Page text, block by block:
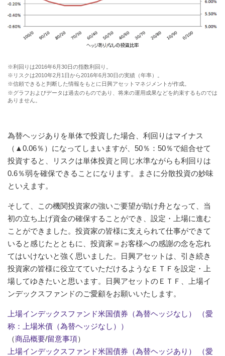
※利回りは2016年6月30日の指数利回り。
※リスクは2010年2月1日から2016年6月30日の実績（年率）。
※信頼できると判断した情報をもとに日興アセットマネジメントが作成。
※グラフおよびデータは過去のものであり、将来の運用成果などを約束するものでは
ありません。
為替ヘッジありを単体で投資した場合、利回りはマイナス
（▲0.06％）になってしまいますが、50％：50％で組合せて
投資すると、リスクは単体投資と同じ水準ながらも利回りは
0.6％弱を確保できることになります。まさに分散投資の妙味
といえます。
そして、この機関投資家の強いご要望が助け舟となって、当
初の立ち上げ資金の確保することができ、設定・上場に進む
ことができました。投資家の皆様に支えられて仕事ができて
いると感じたとともに、投資家＝お客様への感謝の念を忘れ
てはいけないと強く思いました。日興アセットは、引き続き
投資家の皆様に役立てていただけるようなＥＴＦを設定・上
場してゆきたいと思います。日興アセットのＥＴＦ、上場イ
ンデックスファンドのご愛顧をお願いいたします。
上場インデックスファンド米国債券（為替ヘッジなし） （愛
称：上場米債（為替ヘッジなし））
（商品概要/留意事項）
上場インデックスファンド米国債券（為替ヘッジあり） （愛